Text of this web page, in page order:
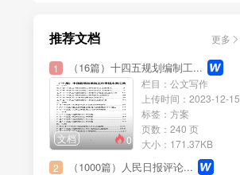
推荐文档 更多
1 （16篇）十四五规划编制工...
文档 0
栏目：公文写作
上传时间：2023-12-15
标签：方案
页数：240 页
大小：171.37KB
2
（1000篇）人民日报评论...